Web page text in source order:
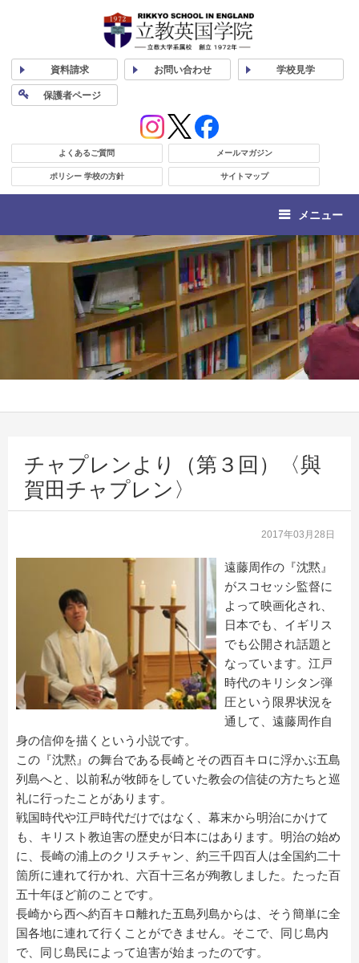
資料請求 お問い合わせ 学校見学
保護者ページ
よくあるご質問 メールマガジン
ポリシー 学校の方針 サイトマップ
メニュー
チャプレンより（第３回）〈與
賀田チャプレン〉
2017年03月28日
遠藤周作の『沈黙』
がスコセッシ監督に
よって映画化され、
日本でも、イギリス
でも公開され話題と
なっています。江戸
時代のキリシタン弾
圧という限界状況を
通して、遠藤周作自
身の信仰を描くという小説です。
この『沈黙』の舞台である長崎とその西百キロに浮かぶ五島
列島へと、以前私が牧師をしていた教会の信徒の方たちと巡
礼に行ったことがあります。
戦国時代や江戸時代だけではなく、幕末から明治にかけて
も、キリスト教迫害の歴史が日本にはあります。明治の始め
に、長崎の浦上のクリスチャン、約三千四百人は全国約二十
箇所に連れて行かれ、六百十三名が殉教しました。たった百
五十年ほど前のことです。
長崎から西へ約百キロ離れた五島列島からは、そう簡単に全
国各地に連れて行くことができません。そこで、同じ島内
で、同じ島民によって迫害が始まったのです。